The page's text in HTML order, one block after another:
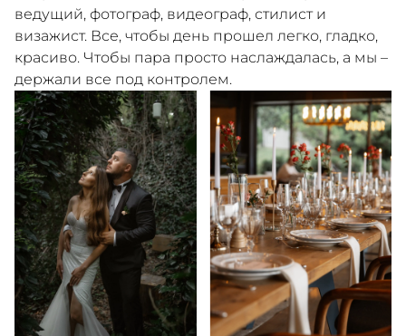
ведущий, фотограф, видеограф, стилист и
визажист. Все, чтобы день прошел легко, гладко,
красиво. Чтобы пара просто наслаждалась, а мы –
держали все под контролем.